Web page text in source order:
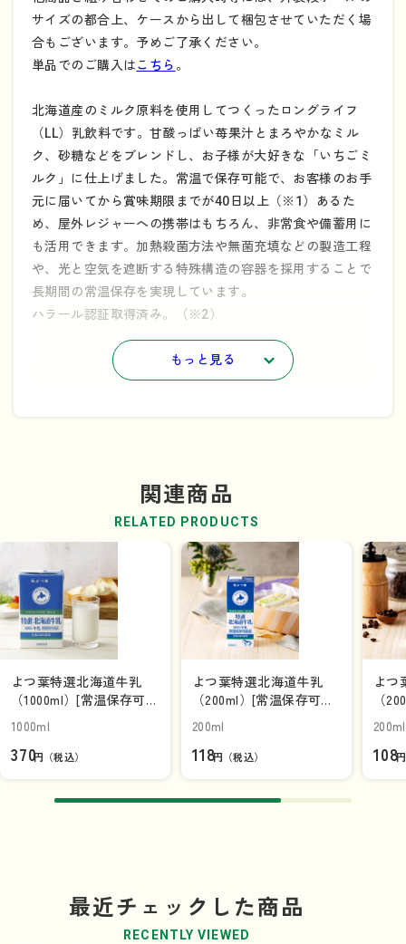
サイズの都合上、ケースから出して梱包させていただく場
合もございます。予めご了承ください。
単品でのご購入はこちら 。
北海道産のミルク原料を使用してつくったロングライフ
（LL）乳飲料です。甘酸っぱい苺果汁とまろやかなミル
ク、砂糖などをブレンドし、お子様が大好きな「いちごミ
ルク」に仕上げました。常温で保存可能で、お客様のお手
元に届いてから賞味期限までが40日以上（※1）あるた
め、屋外レジャーへの携帯はもちろん、非常食や備蓄用に
も活用できます。加熱殺菌方法や無菌充填などの製造工程
や、光と空気を遮断する特殊構造の容器を採用することで
長期間の常温保存を実現しています。
ハラール認証取得済み。（※2）
※1…賞味期限は100日間（製造日を除く）。商品到着後か
ら賞味期限まで、40日間以上の商品をお届けいたします。
セスを含む全てがイスラム法に則り基準をクリアしている
という証になります。
開封後は10℃以下で冷蔵保存し、なるべく早くお召し上が
りください。
もっと見る
関連商品
RELATED PRODUCTS
よつ葉特選北海道牛乳
（1000ml）[常温保存可能
品]
1000ml
370円（税込）
よつ葉特選北海道牛乳
（200ml）[常温保存可能
品]【単品】
200ml
118円（税込）
よつ
（
品]
200ml
108
最近チェックした商品
RECENTLY VIEWED